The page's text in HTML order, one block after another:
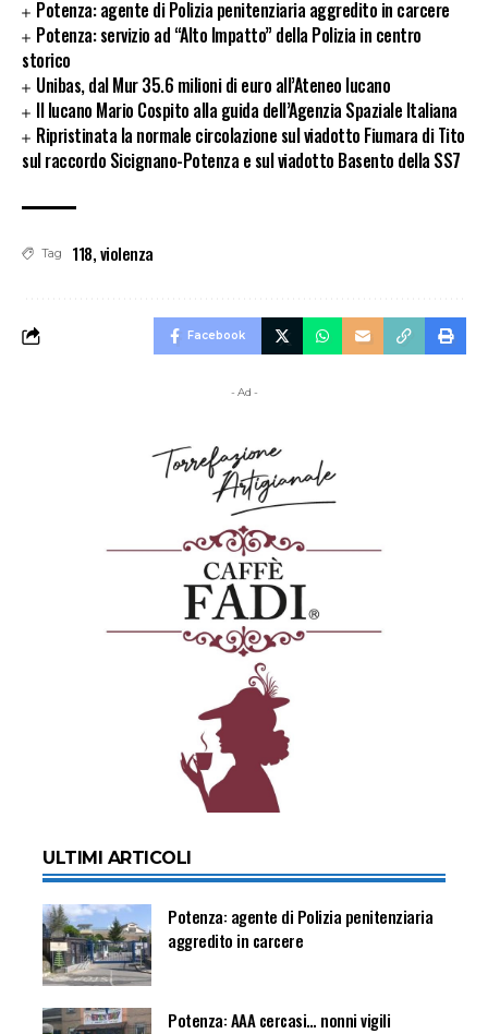
Potenza: agente di Polizia penitenziaria aggredito in carcere
Potenza: servizio ad “Alto Impatto” della Polizia in centro
storico
Unibas, dal Mur 35.6 milioni di euro all’Ateneo lucano
Il lucano Mario Cospito alla guida dell’Agenzia Spaziale Italiana
Ripristinata la normale circolazione sul viadotto Fiumara di Tito
sul raccordo Sicignano-Potenza e sul viadotto Basento della SS7
Tag 118,violenza
Facebook
- Ad -
ULTIMI ARTICOLI
Potenza: agente di Polizia penitenziaria
aggredito in carcere
Potenza: AAA cercasi… nonni vigili